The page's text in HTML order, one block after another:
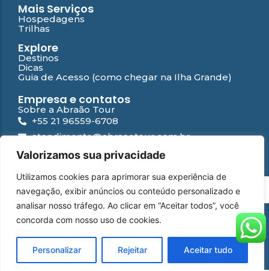
Valorizamos sua privacidade
Utilizamos cookies para aprimorar sua experiência de
navegação, exibir anúncios ou conteúdo personalizado e
analisar nosso tráfego. Ao clicar em “Aceitar todos”, você
concorda com nosso uso de cookies.
Personalizar Rejeitar Aceitar tudo
Mais Serviços
Hospedagens
Trilhas
Explore
Destinos
Dicas
Guia de Acesso (como chegar na Ilha Grande)
Empresa e contatos
Sobre a Abraão Tour
+55 21 96559-6708
atendimento@abraaotour.com.br
Ilha Grande
Suporte
Contato
Falar com especialista
Perguntas Frequentes
Política de privacidade
WhatsApp Instagram Facebook YouTube
© 2026 Abraão Tour | Desenvolvido por Yamídia Internet
PT